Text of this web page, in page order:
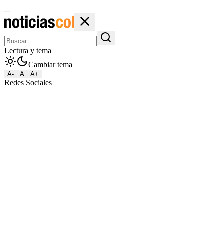
Lectura y tema
Cambiar tema
A- A A+
Redes Sociales